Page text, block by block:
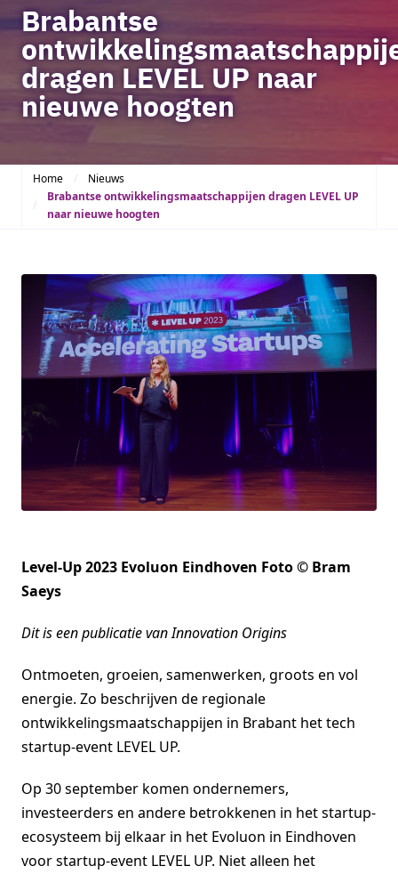
Brabantse
dragen LEVEL UP naar
nieuwe hoogten
Home
Nieuws
Brabantse ontwikkelingsmaatschappijen dragen LEVEL UP
naar nieuwe hoogten
Level-Up 2023 Evoluon Eindhoven Foto © Bram
Saeys
Dit is een publicatie van Innovation Origins
Ontmoeten, groeien, samenwerken, groots en vol
energie. Zo beschrijven de regionale
ontwikkelingsmaatschappijen in Brabant het tech
startup-event LEVEL UP.
Op 30 september komen ondernemers,
investeerders en andere betrokkenen in het startup-
ecosysteem bij elkaar in het Evoluon in Eindhoven
voor startup-event LEVEL UP. Niet alleen het